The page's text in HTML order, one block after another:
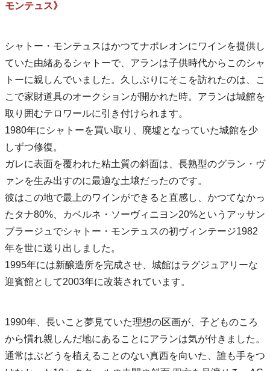
モンテュス》
シャトー・モンテュスはかつてナポレオンにワインを提供し
ていた由緒あるシャトーで、アランは子供時代からこのシャ
トーに親しんでいました。久しぶりにそこを訪れたのは、こ
こで家財道具のオークションが開かれた時。アランは城館を
取り囲むテロワールに引き付けられます。
1980年にシャトーを買い取り、廃墟となっていた城館を少
しずつ修復。
ガレに表面を覆われた粘土質の斜面は、長熟型のグラン・ヴ
ァンを生み出すのに最適な土壌だったのです。
彼はこの地で最上のワインができると直感し、かつてなかっ
たタナ80%、カベルネ・ソーヴィニヨン20%というアッサン
ブラージュでシャトー・モンテュスの初ヴィンテージ1982
年を世に送り出しました。
1995年には新醸造所を完成させ、城館はラグジュアリーな
迎賓館として2003年に改装されています。
1990年、長いこと夢見ていた理想の区画が、子どものころ
から慣れ親しんだ地にあることにアランは気が付きました。
通常はぶどうを植えることのない真西を向いた、誰も手をつ